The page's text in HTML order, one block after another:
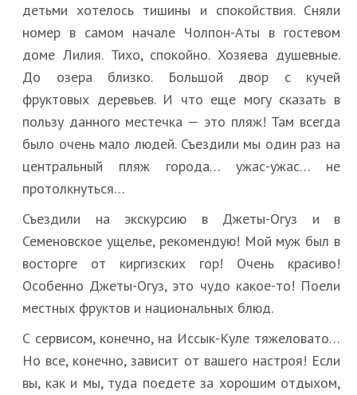
детьми хотелось тишины и спокойствия. Сняли
номер в самом начале Чолпон-Аты в гостевом
доме Лилия. Тихо, спокойно. Хозяева душевные.
До озера близко. Большой двор с кучей
фруктовых деревьев. И что еще могу сказать в
пользу данного местечка — это пляж! Там всегда
было очень мало людей. Съездили мы один раз на
центральный пляж города… ужас-ужас… не
протолкнуться…
Съездили на экскурсию в Джеты-Огуз и в
Семеновское ущелье, рекомендую! Мой муж был в
восторге от киргизских гор! Очень красиво!
Особенно Джеты-Огуз, это чудо какое-то! Поели
местных фруктов и национальных блюд.
С сервисом, конечно, на Иссык-Куле тяжеловато…
Но все, конечно, зависит от вашего настроя! Если
вы, как и мы, туда поедете за хорошим отдыхом,